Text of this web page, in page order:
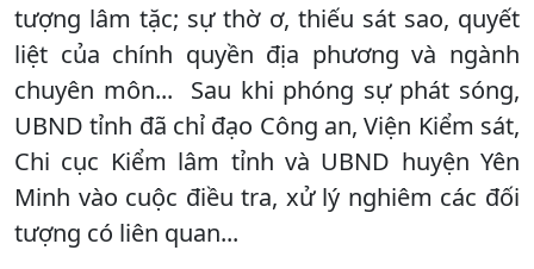
tượng lâm tặc; sự thờ ơ, thiếu sát sao, quyết
liệt của chính quyền địa phương và ngành
chuyên môn... Sau khi phóng sự phát sóng,
UBND tỉnh đã chỉ đạo Công an, Viện Kiểm sát,
Chi cục Kiểm lâm tỉnh và UBND huyện Yên
Minh vào cuộc điều tra, xử lý nghiêm các đối
tượng có liên quan...